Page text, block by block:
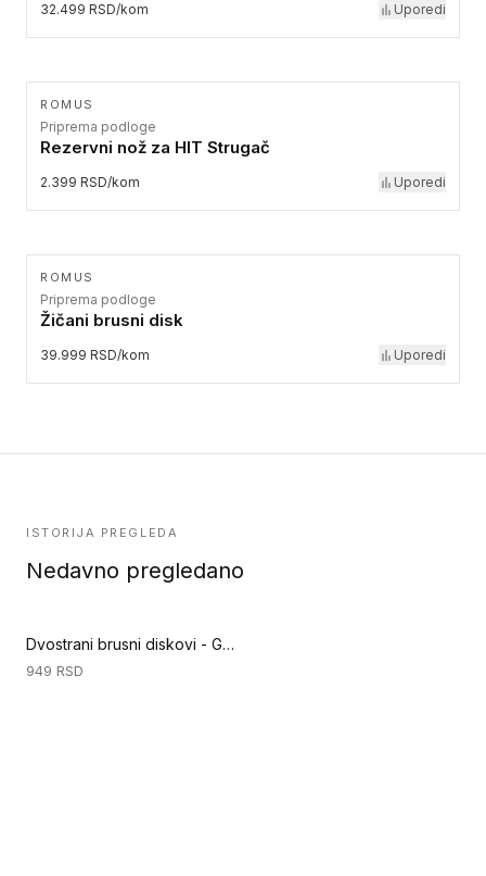
32.499 RSD/kom Uporedi
ROMUS
Priprema podloge
Rezervni nož za HIT Strugač
2.399 RSD/kom Uporedi
ROMUS
Priprema podloge
Žičani brusni disk
39.999 RSD/kom Uporedi
ISTORIJA PREGLEDA
Nedavno pregledano
Dvostrani brusni diskovi - GRIT 100 - 406 mm (Priprema podloge)
949 RSD